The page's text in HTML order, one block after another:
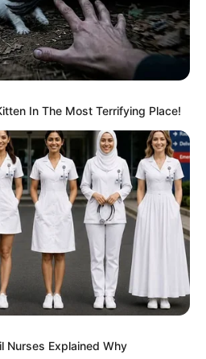
In The Most Terrifying Place!
Nurses Explained Why